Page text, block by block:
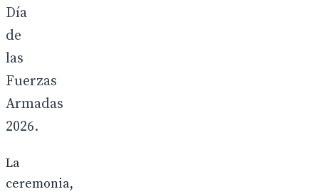
Día
de
las
Fuerzas
Armadas
2026.
La
ceremonia,